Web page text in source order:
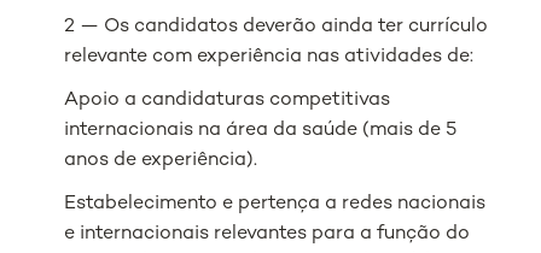
2 — Os candidatos deverão ainda ter currículo
relevante com experiência nas atividades de:
Apoio a candidaturas competitivas
internacionais na área da saúde (mais de 5
anos de experiência).
Estabelecimento e pertença a redes nacionais
e internacionais relevantes para a função do